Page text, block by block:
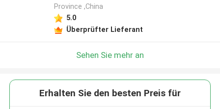
Province ,China
5.0
Überprüfter Lieferant
Sehen Sie mehr an
Erhalten Sie den besten Preis für